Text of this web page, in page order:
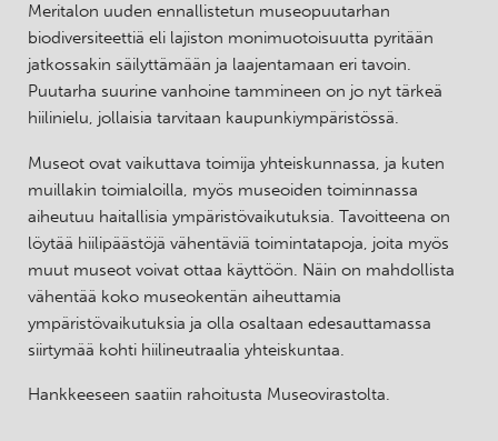
Meritalon uuden ennallistetun museopuutarhan
biodiversiteettiä eli lajiston monimuotoisuutta pyritään
jatkossakin säilyttämään ja laajentamaan eri tavoin.
Puutarha suurine vanhoine tammineen on jo nyt tärkeä
hiilinielu, jollaisia tarvitaan kaupunkiympäristössä.
Museot ovat vaikuttava toimija yhteiskunnassa, ja kuten
muillakin toimialoilla, myös museoiden toiminnassa
aiheutuu haitallisia ympäristövaikutuksia. Tavoitteena on
löytää hiilipäästöjä vähentäviä toimintatapoja, joita myös
muut museot voivat ottaa käyttöön. Näin on mahdollista
vähentää koko museokentän aiheuttamia
ympäristövaikutuksia ja olla osaltaan edesauttamassa
siirtymää kohti hiilineutraalia yhteiskuntaa.
Hankkeeseen saatiin rahoitusta Museovirastolta.